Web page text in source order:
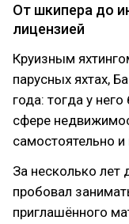
От шкипера до
лицензией
Круизным
парусных яхтах,
года: тогда у
сфере
самостоятельно
За несколько лет
пробовал
приглашённого